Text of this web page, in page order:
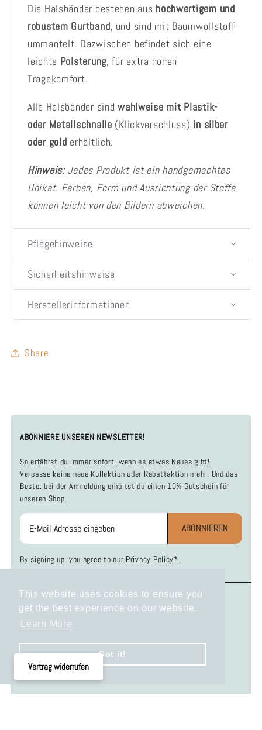
This website uses cookies to ensure you
get the best experience on our website.
Learn More
Got it!
Die Halsbänder bestehen aus hochwertigem und
robustem Gurtband, und sind mit Baumwollstoff
ummantelt. Dazwischen befindet sich eine
leichte Polsterung, für extra hohen
Tragekomfort.
Alle Halsbänder sindwahlweise mit Plastik-
oder Metallschnalle (Klickverschluss) in silber
oder gold erhältlich.
Hinweis:Jedes Produkt ist ein handgemachtes
Unikat. Farben, Form und Ausrichtung der Stoffe
können leicht von den Bildern abweichen.
Pflegehinweise
Sicherheitshinweise
Herstellerinformationen
Share
ABONNIERE UNSEREN NEWSLETTER!
So erfährst du immer sofort, wenn es etwas Neues gibt!
Verpasse keine neue Kollektion oder Rabattaktion mehr. Und das
Beste: bei der Anmeldung erhältst du einen 10% Gutschein für
unseren Shop.
ABONNIEREN
By signing up, you agree to our Privacy Policy*.
INFOS
Zahlung und Versand
Datenschutzerklärung
AGB
Impressum
SOCIAL MEDIA
KONTAKT
Vertrag widerrufen